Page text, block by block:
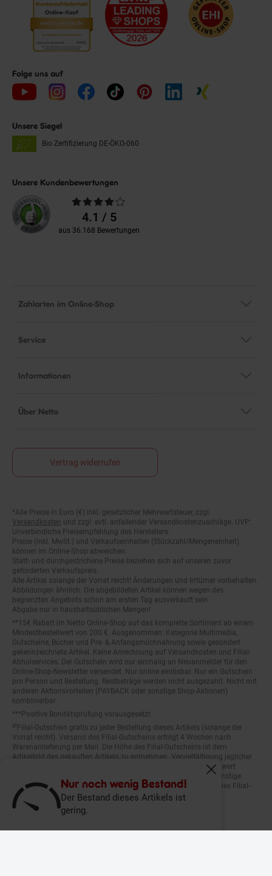
Nur noch wenig Bestand!
Der Bestand dieses Artikels ist
gering.
Fenster
Folge uns auf
Unsere Siegel
Bio Zertifizierung DE-ÖKO-060
Unsere Kundenbewertungen
Durchschnittliche
Bewertungen4.1 / 5
aus 36.168 Bewertungen
Zahlarten im Online-Shop
Service
Informationen
Über Netto
Vertrag widerrufen
Fußnoten
Versandkosten und zzgl. evtl. anfallender Versandkostenzuschläge. UVP:
Unverbindliche Preisempfehlung des Herstellers.
Preise (inkl. MwSt.) und Verkaufseinheiten (Stückzahl/Mengeneinheit)
können im Online-Shop abweichen.
Statt- und durchgestrichene Preise beziehen sich auf unseren zuvor
geforderten Verkaufspreis.
Alle Artikel solange der Vorrat reicht! Änderungen und Irrtümer vorbehalten.
Abbildungen ähnlich. Die abgebildeten Artikel können wegen des
begrenzten Angebots schon am ersten Tag ausverkauft sein.
Abgabe nur in haushaltsüblichen Mengen!
Mindestbestellwert von 200 €. Ausgenommen: Kategorie Multimedia,
Gutscheine, Bücher und Pre- & Anfangsmilchnahrung sowie gesondert
gekennzeichnete Artikel. Keine Anrechnung auf Versandkosten und Filial-
Abholservices. Der Gutschein wird nur einmalig an Neuanmelder für den
Online-Shop-Newsletter versendet. Nur online einlösbar. Nur ein Gutschein
pro Person und Bestellung. Restbeträge werden nicht ausgezahlt. Nicht mit
anderen Aktionsvorteilen (PAYBACK oder sonstige Shop-Aktionen)
kombinierbar.
Vorrat reicht). Versand des Filial-Gutscheins erfolgt 4 Wochen nach
Warenanlieferung per Mail. Die Höhe des Filial-Gutscheins ist dem
Artikelbild des gekauften Artikels zu entnehmen. Vervielfältigung jeglicher
Art nicht gestattet. Der Filial-Gutschein ist ohne Mindesteinkaufswert
einlösbar. Nicht mit anderen Aktionsvorteilen (PAYBACK oder sonstige
Shop-Aktionen) kombinierbar. Der jeweilige Gültigkeitszeitraum des Filial-
Gutscheins ist darauf vermerkt.